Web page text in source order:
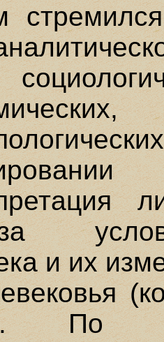
и их
По